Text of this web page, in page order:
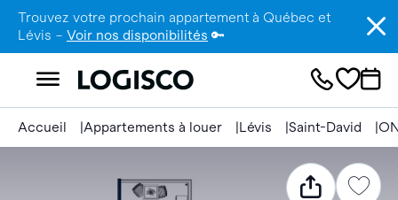
Trouvez votre prochain appartement à Québec et
Lévis – Voir nos disponibilités 🔑
Accueil Appartements à louer Lévis Saint-David